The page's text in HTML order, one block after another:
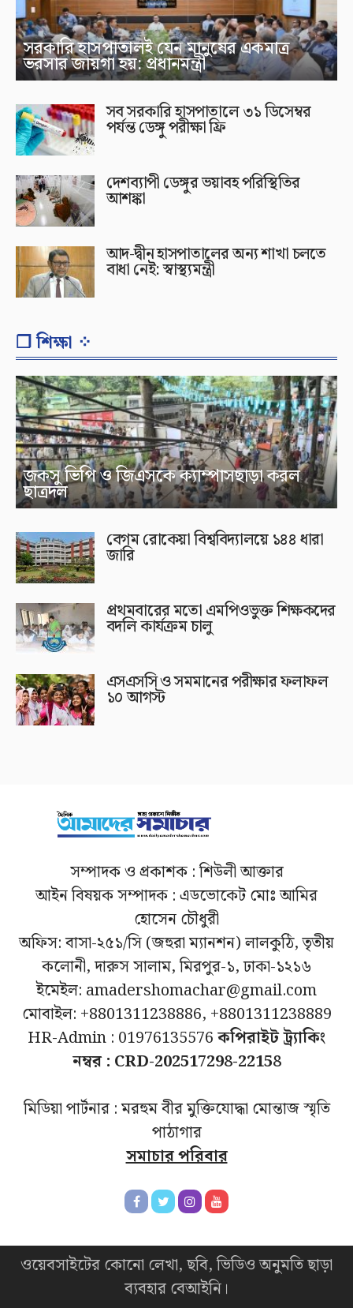
সরকারি হাসপাতালই যেন মানুষের একমাত্র
ভরসার জায়গা হয়: প্রধানমন্ত্রী
সব সরকারি হাসপাতালে ৩১ ডিসেম্বর
পর্যন্ত ডেঙ্গু পরীক্ষা ফ্রি
দেশব্যাপী ডেঙ্গুর ভয়াবহ পরিস্থিতির
আশঙ্কা
আদ-দ্বীন হাসপাতালের অন্য শাখা চলতে
বাধা নেই: স্বাস্থ্যমন্ত্রী
❐ শিক্ষা ⁘
জকসু ভিপি ও জিএসকে ক্যাম্পাসছাড়া করল
ছাত্রদল
বেগম রোকেয়া বিশ্ববিদ্যালয়ে ১৪৪ ধারা
জারি
প্রথমবারের মতো এমপিওভুক্ত শিক্ষকদের
বদলি কার্যক্রম চালু
এসএসসি ও সমমানের পরীক্ষার ফলাফল
১০ আগস্ট
সম্পাদক ও প্রকাশক : শিউলী আক্তার
আইন বিষয়ক সম্পাদক : এডভোকেট মোঃ আমির
হোসেন চৌধুরী
অফিস: বাসা-২৫১/সি (জহুরা ম্যানশন) লালকুঠি, তৃতীয়
কলোনী, দারুস সালাম, মিরপুর-১, ঢাকা-১২১৬
ইমেইল: amadershomachar@gmail.com
মোবাইল: +8801311238886, +8801311238889
HR-Admin : 01976135576কপিরাইট ট্র্যাকিং
নম্বর : CRD-202517298-22158
মিডিয়া পার্টনার : মরহুম বীর মুক্তিযোদ্ধা মোন্তাজ স্মৃতি
পাঠাগার
সমাচার পরিবার
ওয়েবসাইটের কোনো লেখা, ছবি, ভিডিও অনুমতি ছাড়া
ব্যবহার বেআইনি।